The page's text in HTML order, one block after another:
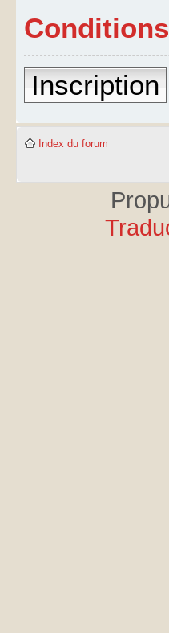
Inscription
Index du forum